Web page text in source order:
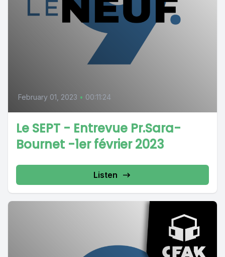
February 01, 2023 • 00:11:24
Le SEPT - Entrevue Pr.Sara-
Bournet -1er février 2023
Listen